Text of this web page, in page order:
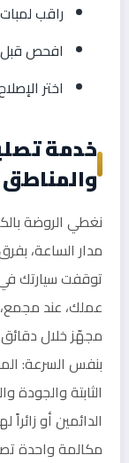
راقب
افحص قبل
اختر
خدمة
والمناطق
نغطي الروضة
مدار الساعة،
توقفت سيارتك
عملك، عند
مجهّز خلال
بنفس السرعة:
الثابتة
الدائمين أو
مكالمة واحدة